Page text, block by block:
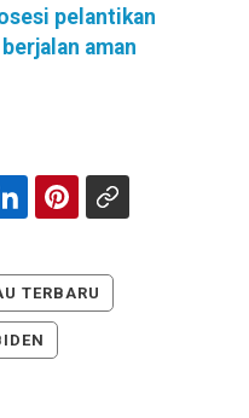
pelantikan
aman
TERBARU